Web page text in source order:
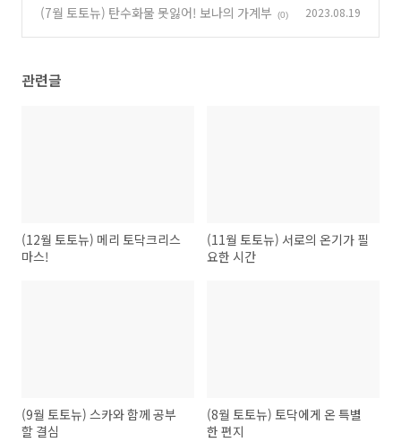
(7월 토토뉴) 탄수화물 못잃어! 보나의 가계부 (0) 2023.08.19
관련글
(12월 토토뉴) 메리 토닥크리스
마스!
(11월 토토뉴) 서로의 온기가 필
요한 시간
(9월 토토뉴) 스카와 함께 공부
할 결심
(8월 토토뉴) 토닥에게 온 특별
한 편지